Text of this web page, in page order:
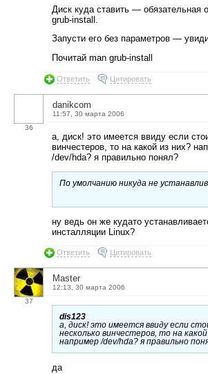
Диск куда ставить — обязательная
grub-install.
Запусти его без параметров —
Почитай man grub-install
Ответить Цитировать
36
danikcom
11:57, 30 марта 2006
а, диск! это имеется ввиду если
винчестеров, то на какой из них?
/dev/hda? я правильно понял?
По умолчанию никуда не
ну ведь он же кудато
инсталляции Linux?
Ответить Цитировать
37
Master
12:13, 30 марта 2006
dis123
а, диск! это имеется ввиду если
несколько винчестеров, то на
например /dev/hda? я правильно
да